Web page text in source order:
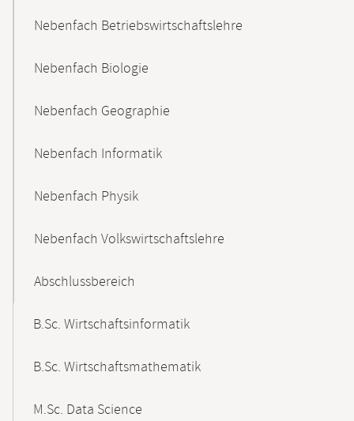
Nebenfach Betriebswirtschaftslehre
Nebenfach Biologie
Nebenfach Geographie
Nebenfach Informatik
Nebenfach Physik
Nebenfach Volkswirtschaftslehre
Abschlussbereich
B.Sc. Wirtschaftsinformatik
B.Sc. Wirtschaftsmathematik
M.Sc. Data Science